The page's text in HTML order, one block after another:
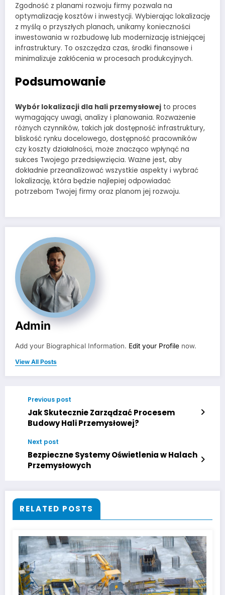
Zgodność z planami rozwoju firmy pozwala na
optymalizację kosztów i inwestycji. Wybierając lokalizację
z myślą o przyszłych planach, unikamy konieczności
inwestowania w rozbudowę lub modernizację istniejącej
infrastruktury. To oszczędza czas, środki finansowe i
minimalizuje zakłócenia w procesach produkcyjnych.
Podsumowanie
Wybór lokalizacji dla hali przemysłowej to proces
wymagający uwagi, analizy i planowania. Rozważenie
różnych czynników, takich jak dostępność infrastruktury,
bliskość rynku docelowego, dostępność pracowników
czy koszty działalności, może znacząco wpłynąć na
sukces Twojego przedsięwzięcia. Ważne jest, aby
dokładnie przeanalizować wszystkie aspekty i wybrać
lokalizację, która będzie najlepiej odpowiadać
potrzebom Twojej firmy oraz planom jej rozwoju.
Admin
Add your Biographical Information. Edit your Profile now.
View All Posts
Previous post
Jak Skutecznie Zarządzać Procesem
Budowy Hali Przemysłowej?
Next post
Bezpieczne Systemy Oświetlenia w Halach
Przemysłowych
RELATED POSTS